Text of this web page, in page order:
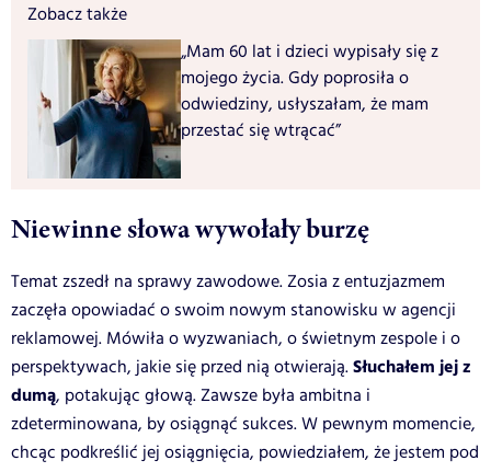
Zobacz także
„Mam 60 lat i dzieci wypisały się z
mojego życia. Gdy poprosiła o
odwiedziny, usłyszałam, że mam
przestać się wtrącać”
Niewinne słowa wywołały burzę
Temat zszedł na sprawy zawodowe. Zosia z entuzjazmem
zaczęła opowiadać o swoim nowym stanowisku w agencji
reklamowej. Mówiła o wyzwaniach, o świetnym zespole i o
perspektywach, jakie się przed nią otwierają.Słuchałem jej z
dumą, potakując głową. Zawsze była ambitna i
zdeterminowana, by osiągnąć sukces. W pewnym momencie,
chcąc podkreślić jej osiągnięcia, powiedziałem, że jestem pod